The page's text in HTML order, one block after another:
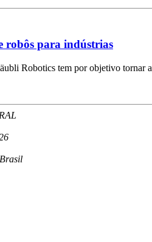
robôs para indústrias
Robotics tem por objetivo tornar
Brasil